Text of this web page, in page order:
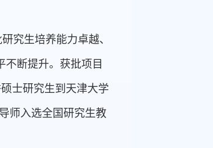
究生培养能力卓越、
断提升。获批项目
士研究生到天津大学
师入选全国研究生教